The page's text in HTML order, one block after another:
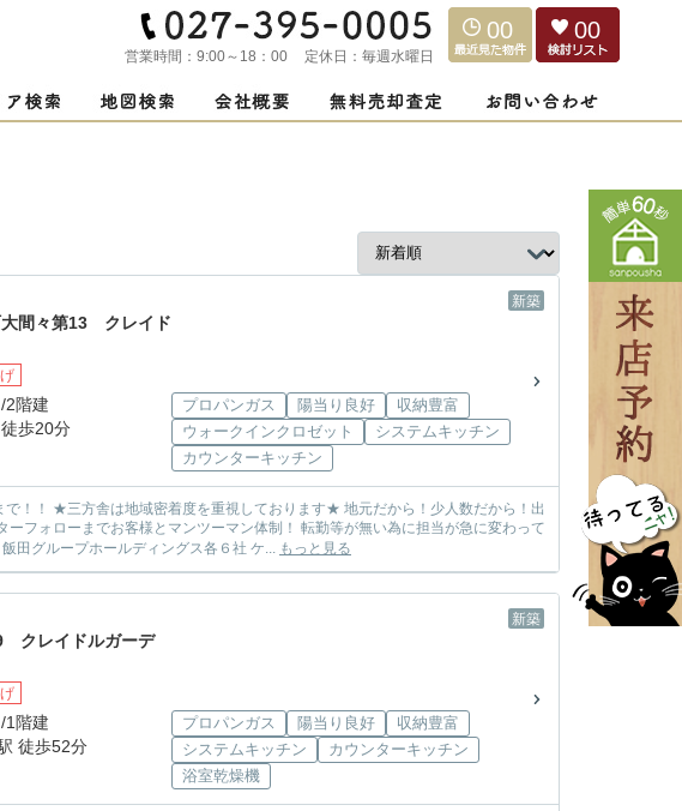
営業時間： 9:00～18：00 定休日： 毎週水曜日
00 00
新築
間々第13 クレイド
2階建
徒歩20分
プロパンガス 陽当り良好
収納豊富
ウォークインクロゼット
システムキッチン
カウンターキッチン
だから！出
しまう心配も無し! ☆各メーカー様の物件を取り扱っております☆ 飯田グループホールディングス各６社 ケ... もっと見る
新築
クレイドルガーデ
1階建
徒歩52分
プロパンガス 陽当り良好
収納豊富
システムキッチン
カウンターキッチン
浴室乾燥機